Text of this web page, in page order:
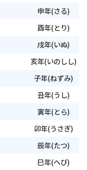
申年(さる)
酉年(とり)
戌年(いぬ)
亥年(いのしし)
子年(ねずみ)
丑年(うし)
寅年(とら)
卯年(うさぎ)
辰年(たつ)
巳年(へび)